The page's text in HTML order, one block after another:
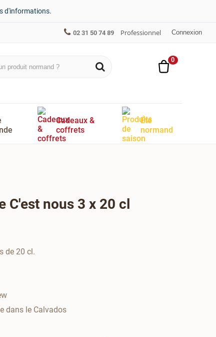
d'informations.
02 31 50 74 89 Professionnel Connexion
0
Cadeaux &
coffrets
Été
normand
C'est nous 3 x 20 cl
de 20 cl.
dans le Calvados